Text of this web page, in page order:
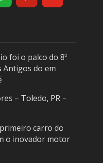
foi o palco do 8º
Antigos do em
– Toledo, PR –
carro do
o inovador motor